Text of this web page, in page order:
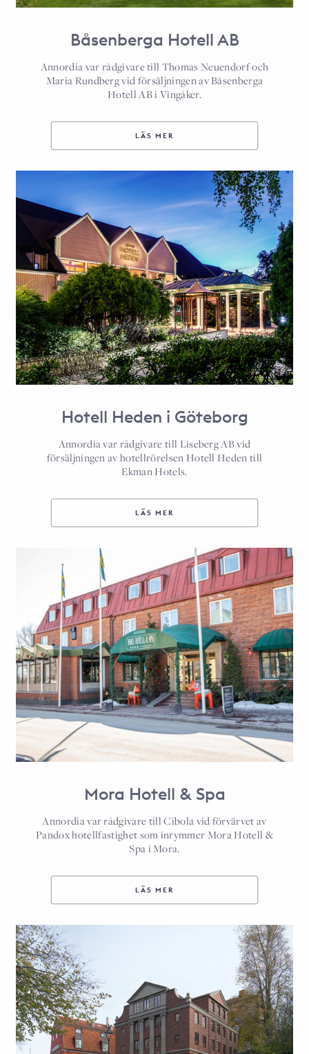
Båsenberga Hotell AB
Annordia var rådgivare till Thomas Neuendorf och
Maria Rundberg vid försäljningen av Båsenberga
Hotell AB i Vingåker.
LÄS MER
Hotell Heden i Göteborg
Annordia var rådgivare till Liseberg AB vid
försäljningen av hotellrörelsen Hotell Heden till
Ekman Hotels.
LÄS MER
Mora Hotell & Spa
Annordia var rådgivare till Cibola vid förvärvet av
Pandox hotellfastighet som inrymmer Mora Hotell &
Spa i Mora.
LÄS MER